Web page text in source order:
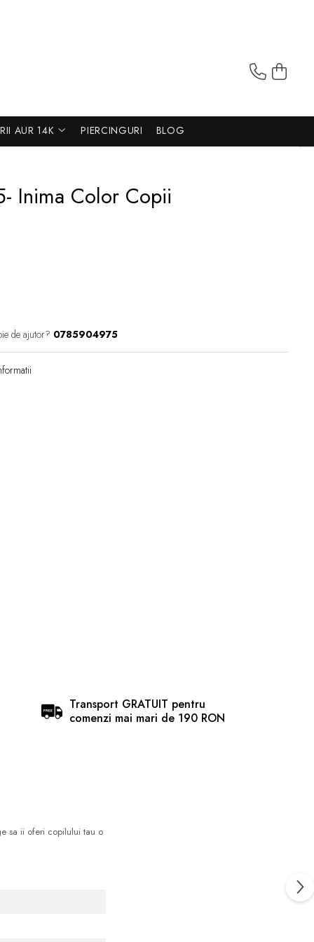
AUR 14K PIERCINGURI BLOG
Inima Color Copii
de ajutor? 0785904975
Transport GRATUIT pentru
comenzi mai mari de 190 RON
sa ii oferi copilului tau o